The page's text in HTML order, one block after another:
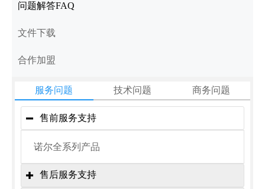
问题解答FAQ
文件下载
合作加盟
服务问题 技术问题 商务问题
 售前服务支持
诺尔全系列产品
 售后服务支持
 变频器常见问题——参数类
1、变频器恢复出厂参数是什么？
N600=100(常按WR键3-5秒钟)，必须是停机壮态
下才有效。
 如何加盟代理雷诺尔产品？
1.全国统一招商电话沟通预约，预约电话：800-
8200-785
2.填写经销申请表，提供相关资金证明，营业执